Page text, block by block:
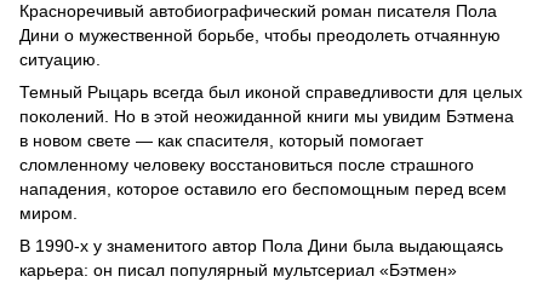
Красноречивый автобиографический роман писателя Пола
Дини о мужественной борьбе, чтобы преодолеть отчаянную
ситуацию.
Темный Рыцарь всегда был иконой справедливости для целых
поколений. Но в этой неожиданной книги мы увидим Бэтмена
в новом свете — как спасителя, который помогает
сломленному человеку восстановиться после страшного
нападения, которое оставило его беспомощным перед всем
миром.
В 1990-х у знаменитого автор Пола Дини была выдающаясь
карьера: он писал популярный мультсериал «Бэтмен»